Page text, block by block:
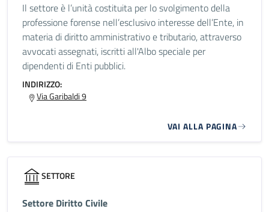
Il settore è l’unità costituita per lo svolgimento della
professione forense nell’esclusivo interesse dell’Ente, in
materia di diritto amministrativo e tributario, attraverso
avvocati assegnati, iscritti all'Albo speciale per
dipendenti di Enti pubblici.
INDIRIZZO:
Via Garibaldi 9
VAI ALLA PAGINA
SETTORE
Settore Diritto Civile